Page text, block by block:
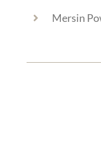
Mersin